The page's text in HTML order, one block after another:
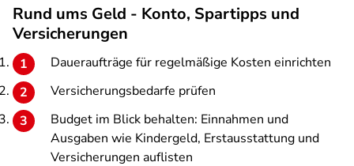
Rund ums Geld - Konto, Spartipps und
Versicherungen
Daueraufträge für regelmäßige Kosten einrichten
Versicherungsbedarfe prüfen
Budget im Blick behalten: Einnahmen und
Ausgaben wie Kindergeld, Erstausstattung und
Versicherungen auflisten